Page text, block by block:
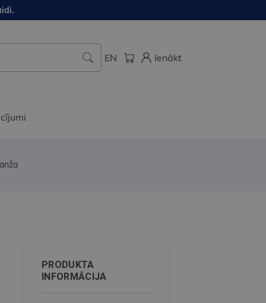
EN Ienākt
PRODUKTA
INFORMĀCIJA